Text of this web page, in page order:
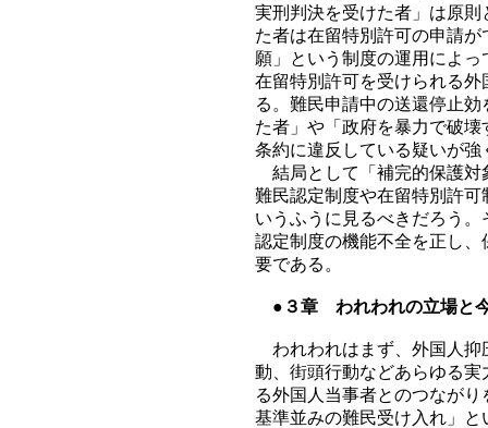
実刑判決を受けた者」は原
た者は在留特別許可の申請
願」という制度の運用によ
在留特別許可を受けられる
る。難民申請中の送還停止
た者」や「政府を暴力で破
条約に違反している疑いが
結局として「補完的保護対
難民認定制度や在留特別許
いうふうに見るべきだろう
認定制度の機能不全を正し
要である。
●３章 われわれの立場と
われわれはまず、外国人抑
動、街頭行動などあらゆる
る外国人当事者とのつなが
基準並みの難民受け入れ」